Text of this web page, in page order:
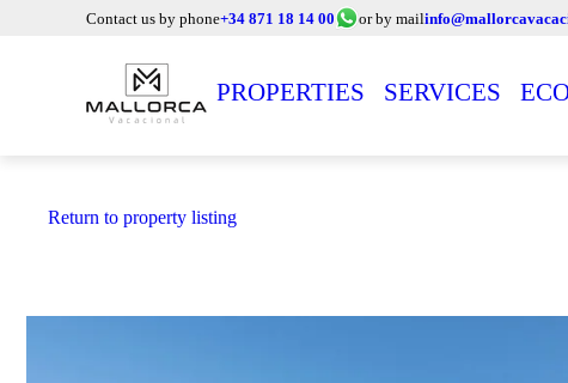
Contact us by phone+34 871 18 14 00 or by mail
PROPERTIES SERVICES
Return to property listing